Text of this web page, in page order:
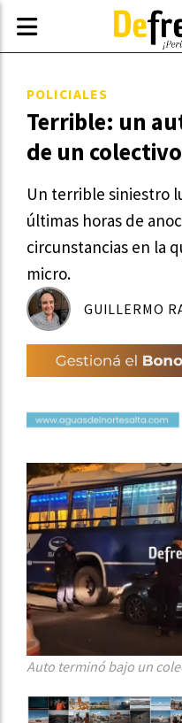
Terrible: un
de un colectivo
Un terrible siniestro
últimas horas de
circunstancias en la
micro.
POLICIALES
GUILLERMO
Auto terminó bajo un